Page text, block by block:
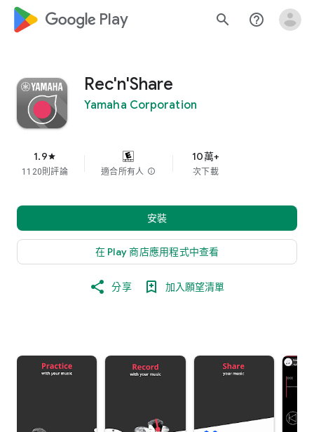
google_logo Play search help_outline
Rec'n'Share
Yamaha Corporation
1.9star
1120則評論 適合所有人 info
10萬+
次下載
安裝
在 Play 商店應用程式中查看
分享 加入願望清單